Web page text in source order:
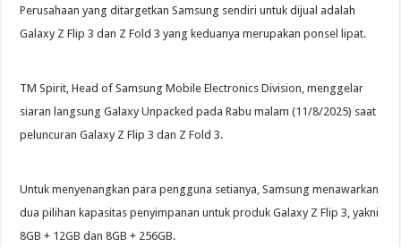
Perusahaan yang ditargetkan Samsung sendiri untuk dijual adalah
Galaxy Z Flip 3 dan Z Fold 3 yang keduanya merupakan ponsel lipat.
TM Spirit, Head of Samsung Mobile Electronics Division, menggelar
siaran langsung Galaxy Unpacked pada Rabu malam (11/8/2025) saat
peluncuran Galaxy Z Flip 3 dan Z Fold 3.
Untuk menyenangkan para pengguna setianya, Samsung menawarkan
dua pilihan kapasitas penyimpanan untuk produk Galaxy Z Flip 3, yakni
8GB + 12GB dan 8GB + 256GB.